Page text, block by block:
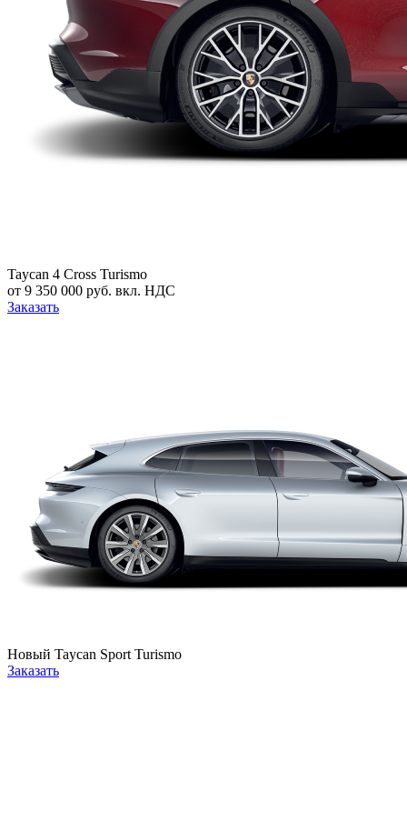
Taycan 4 Cross Turismo
от 9 350 000 руб. вкл. НДС
Заказать
Новый Taycan Sport Turismo
Заказать